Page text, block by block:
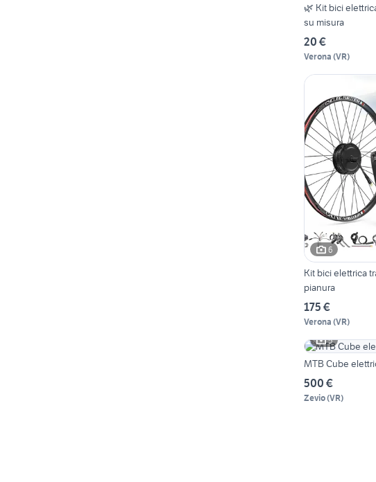
🌿 Kit bici
su misura
20 €
Verona (VR)
6
Kit bici elettrica
pianura
175 €
Verona (VR)
5
MTB Cube
500 €
Zevio(VR)